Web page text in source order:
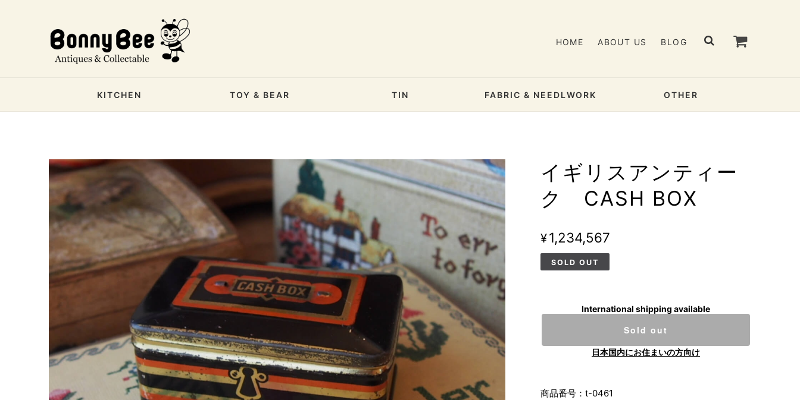
HOME ABOUT US BLOG
KITCHEN TOY & BEAR TIN FABRIC & NEEDLWORK OTHER
イギリスアンティー
ク CASH BOX
¥1,234,567
SOLD OUT
International shipping available
Sold out
日本国内にお住まいの方向け
商品番号：t-0461